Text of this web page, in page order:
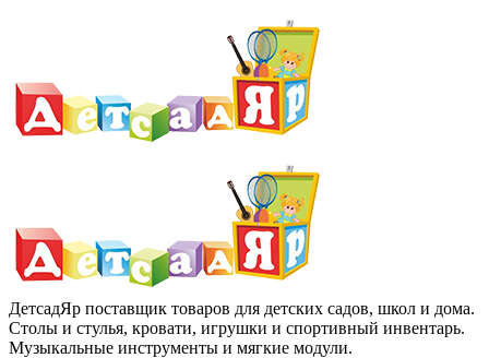
ДетсадЯр поставщик товаров для детских садов, школ и дома.
Столы и стулья, кровати, игрушки и спортивный инвентарь.
Музыкальные инструменты и мягкие модули.